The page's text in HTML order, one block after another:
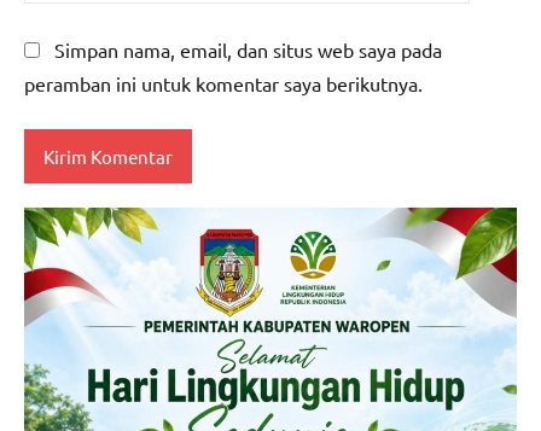
Simpan nama, email, dan situs web saya pada
peramban ini untuk komentar saya berikutnya.